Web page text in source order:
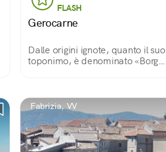
FLASH
Gerocarne
Dalle origini ignote, quanto il suo
toponimo, è denominato «Borgo
producono vasellame in
terracotta.
Fabrizia, VV